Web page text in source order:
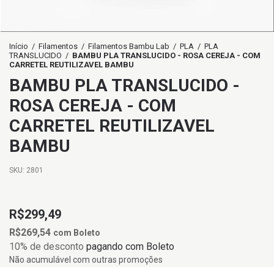
Início / Filamentos / Filamentos Bambu Lab / PLA / PLA
TRANSLUCIDO / BAMBU PLA TRANSLUCIDO - ROSA CEREJA - COM
CARRETEL REUTILIZAVEL BAMBU
BAMBU PLA TRANSLUCIDO -
ROSA CEREJA - COM
CARRETEL REUTILIZAVEL
BAMBU
SKU: 2801
R$299,49
R$269,54 com Boleto
10% de desconto pagando com Boleto
Não acumulável com outras promoções